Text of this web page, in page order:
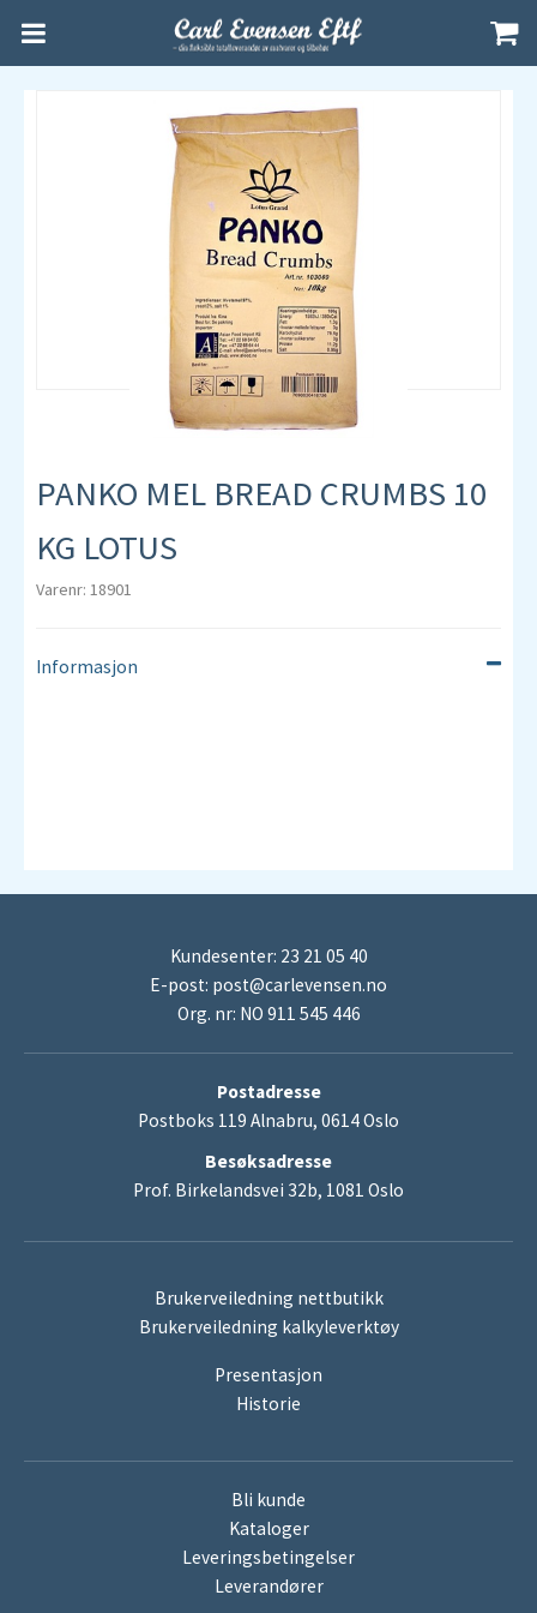
PANKO MEL BREAD CRUMBS 10
KG LOTUS
Varenr: 18901
Informasjon
Kundesenter: 23 21 05 40
E-post: post@carlevensen.no
Org. nr: NO 911 545 446
Postadresse
Postboks 119 Alnabru, 0614 Oslo
Besøksadresse
Prof. Birkelandsvei 32b, 1081 Oslo
Brukerveiledning nettbutikk
Brukerveiledning kalkyleverktøy
Presentasjon
Historie
Bli kunde
Kataloger
Leveringsbetingelser
Leverandører